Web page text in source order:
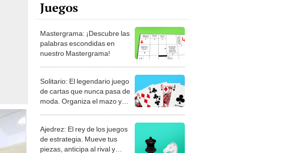
Juegos
Mastergrama: ¡Descubre las
palabras escondidas en
nuestro Mastergrama!
Solitario: El legendario juego
de cartas que nunca pasa de
moda. Organiza el mazo y
Ajedrez: El rey de los juegos
de estrategia. Mueve tus
piezas, anticipa al rival y